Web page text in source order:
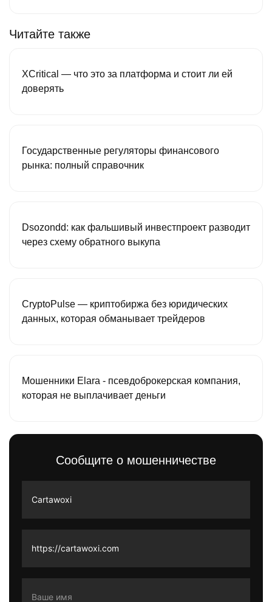
Читайте также
XCritical — что это за платформа и стоит ли ей
доверять
Государственные регуляторы финансового
рынка: полный справочник
Dsozondd: как фальшивый инвестпроект разводит
через схему обратного выкупа
CryptoPulse — криптобиржа без юридических
данных, которая обманывает трейдеров
Мошенники Elara - псевдоброкерская компания,
которая не выплачивает деньги
Сообщите о мошенничестве